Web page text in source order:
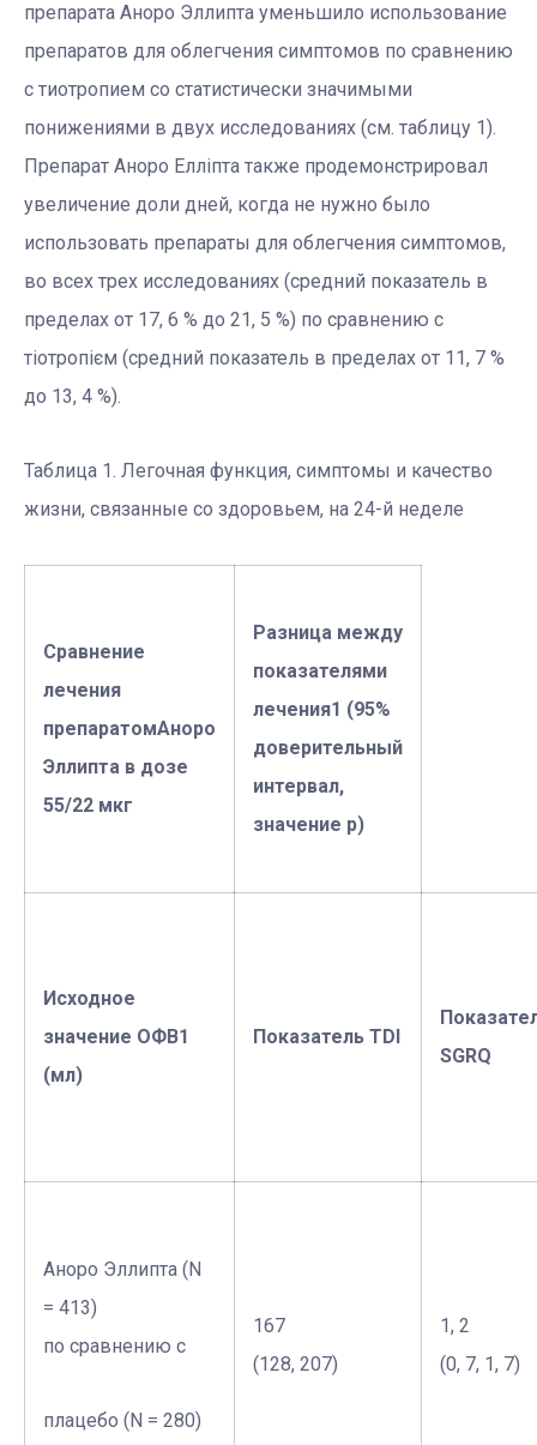
препарата Аноро Эллипта уменьшило использование
препаратов для облегчения симптомов по сравнению
с тиотропием со статистически значимыми
понижениями в двух исследованиях (см. таблицу 1).
Препарат Аноро Елліпта также продемонстрировал
увеличение доли дней, когда не нужно было
использовать препараты для облегчения симптомов,
во всех трех исследованиях (средний показатель в
пределах от 17, 6 % до 21, 5 %) по сравнению с
тіотропієм (средний показатель в пределах от 11, 7 %
до 13, 4 %).
Таблица 1. Легочная функция, симптомы и качество
жизни, связанные со здоровьем, на 24-й неделе
Сравнение
лечения
препаратомАноро
Эллипта в дозе
55/22 мкг
Разница между
показателями
лечения1 (95%
доверительный
интервал,
значение p)
Исходное
значение ОФВ1
(мл)
Показатель TDI
SGRQ
Аноро Эллипта (N
= 413)
по сравнению с
плацебо (N = 280)
167
(128, 207)
1, 2
(0, 7, 1, 7)